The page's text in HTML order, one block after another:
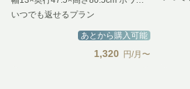
いつでも返せるプラン
あとから購入可能
1,320 円/月〜